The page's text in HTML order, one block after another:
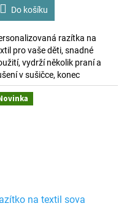
Do košíku
razítka na
pro vaše děti, snadné
vydrží několik praní a
v sušičce, konec
věcí, výroba dle vašich
na textil sova